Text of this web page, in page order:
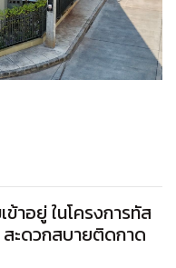
าอยู่ ในโครงการทัส
ะดวกสบายติดกาด